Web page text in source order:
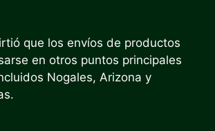
que los envíos de productos
en otros puntos principales
Nogales, Arizona y